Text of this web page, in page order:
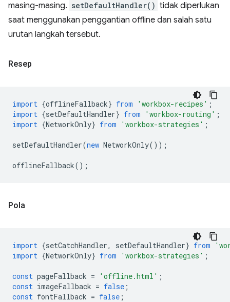
masing-masing. setDefaultHandler() tidak diperlukan
saat menggunakan penggantian offline dan salah satu
urutan langkah tersebut.
Resep
import {offlineFallback} from 'workbox-recipes' ;
import {setDefaultHandler} from 'workbox-routing' ;
import {NetworkOnly} from 'workbox-strategies' ;
setDefaultHandler(new NetworkOnly());
offlineFallback();
Pola
import {setCatchHandler, setDefaultHandler} from
import {NetworkOnly} from 'workbox-strategies' ;
const pageFallback = 'offline.html' ;
const imageFallback = false ;
const fontFallback = false ;